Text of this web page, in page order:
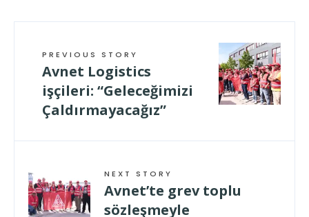
PREVIOUS STORY
Avnet Logistics
işçileri: “Geleceğimizi
Çaldırmayacağız”
NEXT STORY
Avnet’te grev toplu
sözleşmeyle